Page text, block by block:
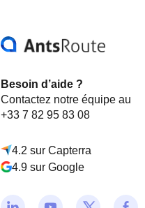
Besoin d’aide ?
Contactez notre équipe au
+33 7 82 95 83 08
4.2 sur Capterra
4.9 sur Google